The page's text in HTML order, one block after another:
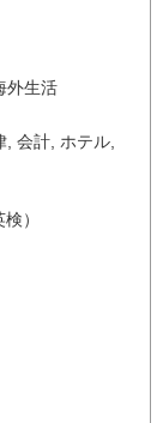
外生活
会計 ホテル
）